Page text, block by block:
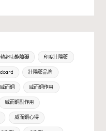
勃起功能障礙 印度壯陽藥
壯陽藥品牌
威而鋼 威而鋼作用
威而鋼副作用
威而鋼心得